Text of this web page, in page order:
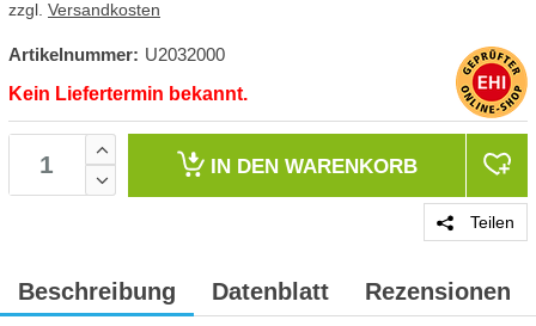
zzgl. Versandkosten
Artikelnummer: U2032000
Kein Liefertermin bekannt.
IN DEN WARENKORB
Teilen
Beschreibung Datenblatt Rezensionen